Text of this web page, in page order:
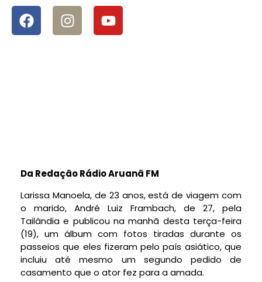
Da Redação Rádio Aruanã FM
Larissa Manoela, de 23 anos, está de viagem com
o marido, André Luiz Frambach, de 27, pela
Tailândia e publicou na manhã desta terça-feira
(19), um álbum com fotos tiradas durante os
passeios que eles fizeram pelo país asiático, que
incluiu até mesmo um segundo pedido de
casamento que o ator fez para a amada.